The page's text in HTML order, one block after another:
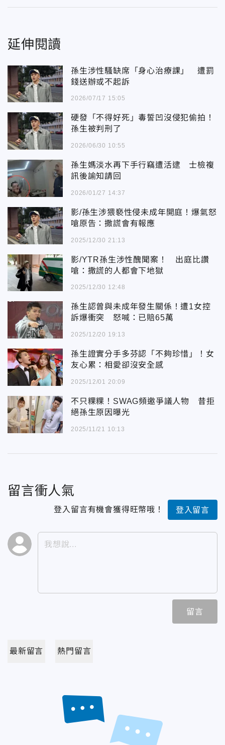
延伸閱讀
孫生涉性騷缺席「身心治療課」 遭罰
錢送辦或不起訴
2026/07/17 15:05
硬發「不得好死」毒誓凹沒侵犯偷拍！
孫生被判刑了
2026/06/30 10:55
孫生媽淡水再下手行竊遭活逮 士檢複
訊後諭知請回
2026/01/27 14:37
影/孫生涉猥褻性侵未成年開庭！爆氣怒
嗆原告：撒謊會有報應
2025/12/30 21:13
影/YTR孫生涉性醜聞案！ 出庭比讚
嗆：撒謊的人都會下地獄
2025/12/30 12:48
孫生認曾與未成年發生關係！遭1女控
訴爆衝突 怒喊：已賠65萬
2025/12/20 19:13
孫生證實分手多芬認「不夠珍惜」！女
友心累：相愛卻沒安全感
2025/12/01 20:09
不只粿粿！SWAG頻邀爭議人物 昔拒
絕孫生原因曝光
2025/11/21 10:13
留言衝人氣
登入留言有機會獲得旺幣哦！ 登入留言
留言
最新留言 熱門留言